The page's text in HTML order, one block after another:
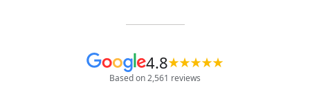
4.8★★★★★
Based on 2,561 reviews